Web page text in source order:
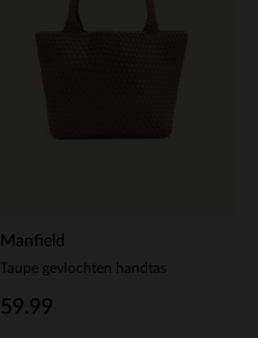
Manfield
Taupe gevlochten handtas
59.99